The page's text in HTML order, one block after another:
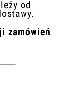
od
zamówień